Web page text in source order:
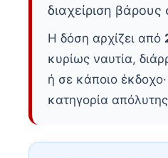
διαχείριση
Η δόση αρχίζει από
κυρίως ναυτία,
ή σε κάποιο
κατηγορία